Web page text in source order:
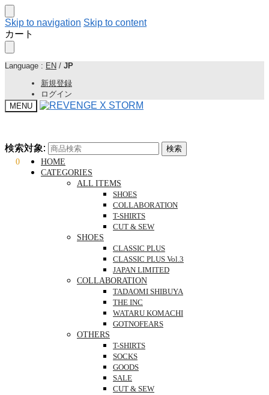
Skip to navigation Skip to content
カート
Language : EN / JP
新規登録
ログイン
MENU
検索対象:
検索
0
検索対象:
検索
HOME
CATEGORIES
ALL ITEMS
SHOES
COLLABORATION
T-SHIRTS
CUT & SEW
SHOES
CLASSIC PLUS
CLASSIC PLUS Vol.3
JAPAN LIMITED
COLLABORATION
TADAOMI SHIBUYA
THE INC
WATARU KOMACHI
GOTNOFEARS
OTHERS
T-SHIRTS
SOCKS
GOODS
SALE
CUT & SEW